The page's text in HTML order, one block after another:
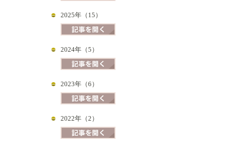
2025年（15）
2024年（5）
2023年（6）
2022年（2）